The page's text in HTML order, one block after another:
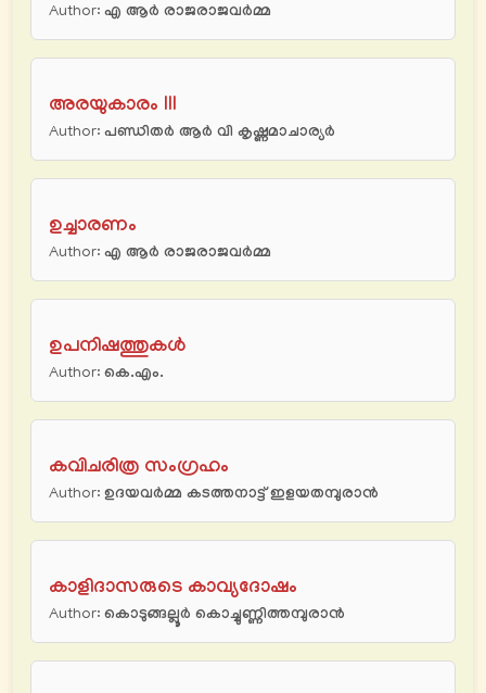
Author: എ ആർ രാജരാജവർമ്മ
അരയുകാരം III
Author: പണ്ഡിതർ ആർ വി കൃഷ്ണമാചാര്യർ
ഉച്ചാരണം
Author: എ ആർ രാജരാജവർമ്മ
ഉപനിഷത്തുകൾ
Author: കെ.എം.
കവിചരിത്ര സംഗ്രഹം
Author: ഉദയവർമ്മ കടത്തനാട്ട് ഇളയതമ്പുരാൻ
കാളിദാസരുടെ കാവ്യദോഷം
Author: കൊടുങ്ങല്ലൂര്‍ കൊച്ചുണ്ണിത്തമ്പുരാന്‍